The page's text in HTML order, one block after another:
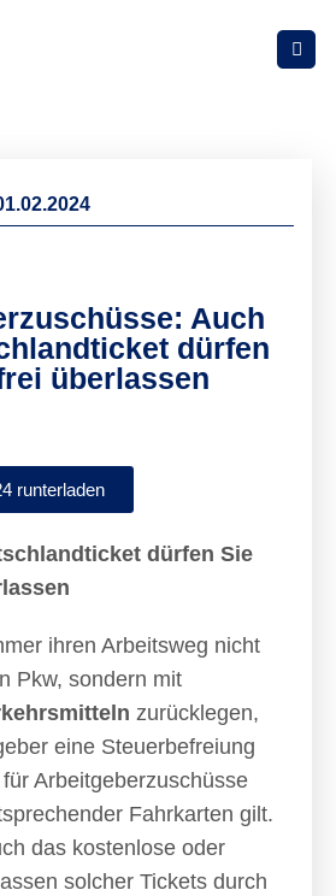
Auch
dürfen
überlassen
runterladen
dürfen Sie
ihren Arbeitsweg nicht
Pkw, sondern mit
zurücklegen,
eine Steuerbefreiung
Arbeitgeberzuschüsse
Fahrkarten gilt.
das kostenlose oder
solcher Tickets durch